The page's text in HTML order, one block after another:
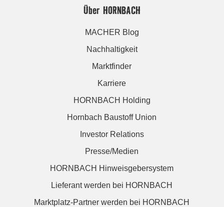
Über HORNBACH
MACHER Blog
Nachhaltigkeit
Marktfinder
Karriere
HORNBACH Holding
Hornbach Baustoff Union
Investor Relations
Presse/Medien
HORNBACH Hinweisgebersystem
Lieferant werden bei HORNBACH
Marktplatz-Partner werden bei HORNBACH